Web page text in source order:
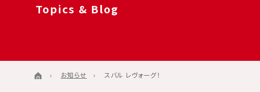
Topics & Blog
お知らせ スバル レヴォーグ！